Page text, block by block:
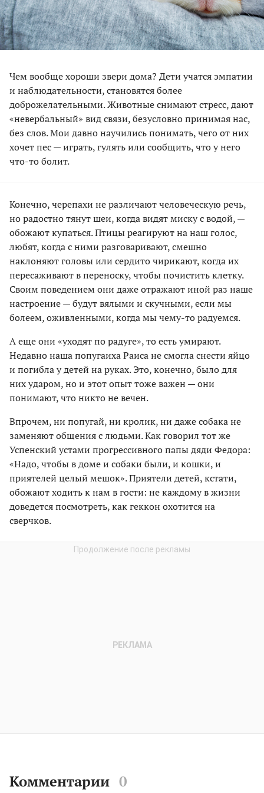
Чем вообще хороши звери дома? Дети учатся эмпатии
и наблюдательности, становятся более
доброжелательными. Животные снимают стресс, дают
«невербальный» вид связи, безусловно принимая нас,
без слов. Мои давно научились понимать, чего от них
хочет пес — играть, гулять или сообщить, что у него
что-то болит.
Конечно, черепахи не различают человеческую речь,
но радостно тянут шеи, когда видят миску с водой, —
обожают купаться. Птицы реагируют на наш голос,
любят, когда с ними разговаривают, смешно
наклоняют головы или сердито чирикают, когда их
пересаживают в переноску, чтобы почистить клетку.
Своим поведением они даже отражают иной раз наше
настроение — будут вялыми и скучными, если мы
болеем, оживленными, когда мы чему-то радуемся.
А еще они «уходят по радуге», то есть умирают.
Недавно наша попугаиха Раиса не смогла снести яйцо
и погибла у детей на руках. Это, конечно, было для
них ударом, но и этот опыт тоже важен — они
понимают, что никто не вечен.
Впрочем, ни попугай, ни кролик, ни даже собака не
заменяют общения с людьми. Как говорил тот же
Успенский устами прогрессивного папы дяди Федора:
«Надо, чтобы в доме и собаки были, и кошки, и
приятелей целый мешок». Приятели детей, кстати,
обожают ходить к нам в гости: не каждому в жизни
доведется посмотреть, как геккон охотится на
сверчков.
Комментарии 0